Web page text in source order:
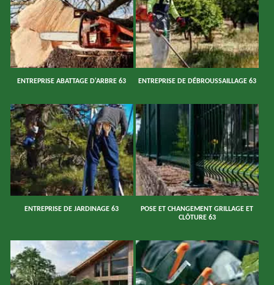
ENTREPRISE ABATTAGE D'ARBRE 63 ENTREPRISE DE DÉBROUSSAILLAGE 63
ENTREPRISE DE JARDINAGE 63
POSE ET CHANGEMENT GRILLAGE ET
CLÔTURE 63